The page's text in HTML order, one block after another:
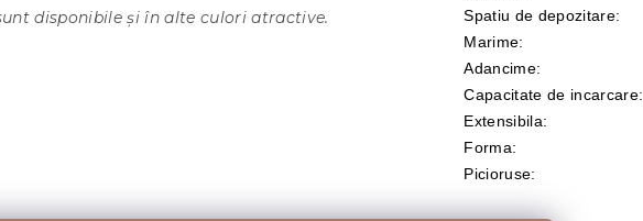
disponibile și în alte culori atractive. Spatiu de depozitare:
Marime:
Adancime:
Capacitate de incarcare:
Extensibila:
Forma:
Picioruse: